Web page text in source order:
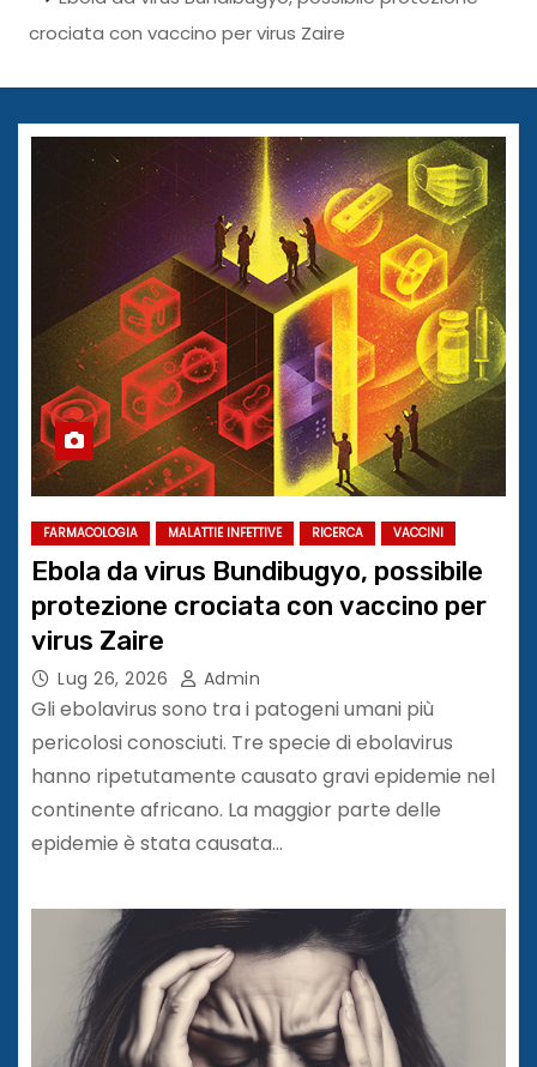
crociata con vaccino per virus Zaire
FARMACOLOGIA MALATTIE INFETTIVE RICERCA VACCINI
Ebola da virus Bundibugyo, possibile
protezione crociata con vaccino per
virus Zaire
Lug 26, 2026 Admin
Gli ebolavirus sono tra i patogeni umani più
pericolosi conosciuti. Tre specie di ebolavirus
hanno ripetutamente causato gravi epidemie nel
continente africano. La maggior parte delle
epidemie è stata causata…